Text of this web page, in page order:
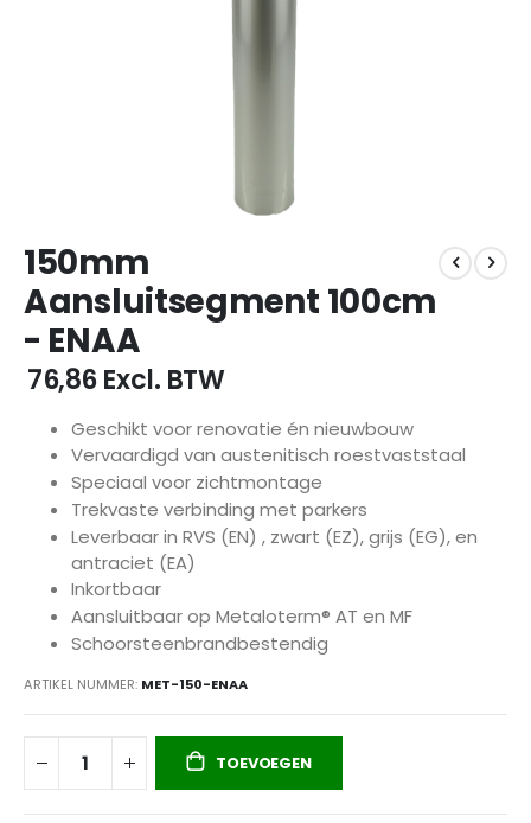
naar
het
begin
van
afbeeldingen-
150mm
Aansluitsegment 100cm
- ENAA
€ 76,86Excl. BTW
Geschikt voor renovatie én nieuwbouw
Vervaardigd van austenitisch roestvaststaal
Speciaal voor zichtmontage
Trekvaste verbinding met parkers
Leverbaar in RVS (EN) , zwart (EZ), grijs (EG), en
antraciet (EA)
Inkortbaar
Aansluitbaar op Metaloterm® AT en MF
Schoorsteenbrandbestendig
ARTIKEL NUMMER MET-150-ENAA
TOEVOEGEN